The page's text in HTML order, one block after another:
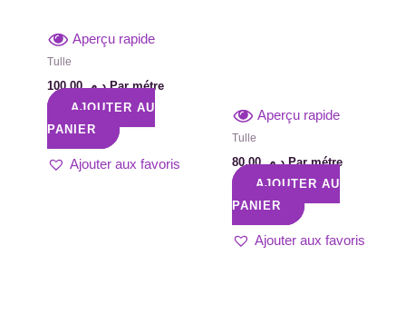
Aperçu rapide
Tulle
د.م.100,00
Par métre
AJOUTER AU
PANIER
Ajouter aux favoris
Aperçu rapide
Tulle
د.م.80,00
Par métre
AJOUTER AU
PANIER
Ajouter aux favoris